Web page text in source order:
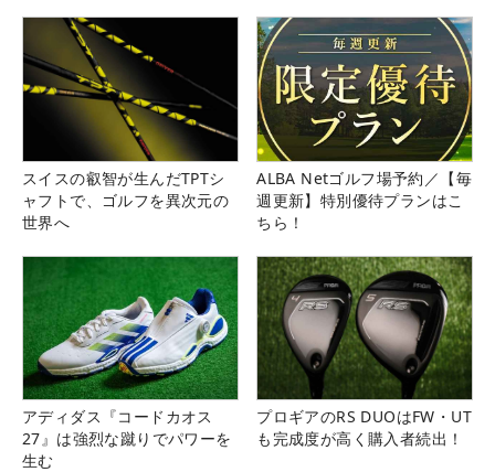
スイスの叡智が生んだTPTシ
ャフトで、ゴルフを異次元の
世界へ
ALBA Netゴルフ場予約／【毎
週更新】特別優待プランはこ
ちら！
アディダス『コードカオス
27』は強烈な蹴りでパワーを
生む
プロギアのRS DUOはFW・UT
も完成度が高く購入者続出！